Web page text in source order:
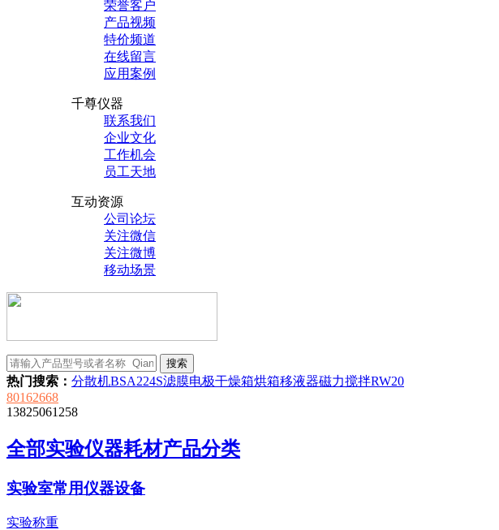
荣誉客户
产品视频
特价频道
在线留言
应用案例
千尊仪器
联系我们
企业文化
工作机会
员工天地
互动资源
公司论坛
关注微信
关注微博
移动场景
热门搜索： 分散机BSA224S滤膜电极干燥箱烘箱移液器磁力搅拌RW20
80162668
13825061258
全部实验仪器耗材产品分类
实验室常用仪器设备
实验称重